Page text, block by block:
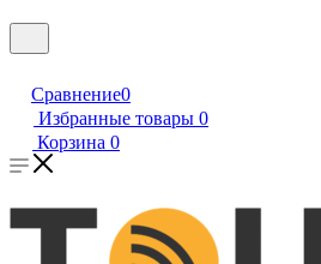
Сравнение0
Избранные товары 0
Корзина 0